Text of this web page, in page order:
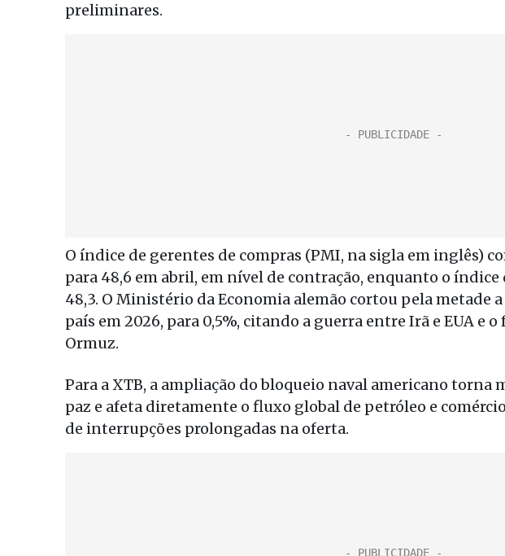
preliminares.
O índice de gerentes de compras (PMI, na sigla em inglês)
para 48,6 em abril, em nível de contração, enquanto o
48,3. O Ministério da Economia alemão cortou pela metade
país em 2026, para 0,5%, citando a guerra entre Irã e EUA e
Ormuz.
Para a XTB, a ampliação do bloqueio naval americano torna
paz e afeta diretamente o fluxo global de petróleo e
de interrupções prolongadas na oferta.